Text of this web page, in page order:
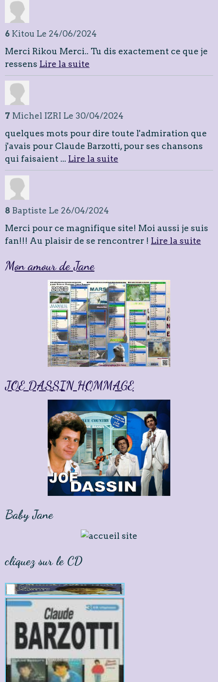
6 Kitou Le 24/06/2024
Merci Rikou Merci.. Tu dis exactement ce que je
ressens Lire la suite
7 Michel IZRI Le 30/04/2024
quelques mots pour dire toute l'admiration que
j'avais pour Claude Barzotti, pour ses chansons
qui faisaient ... Lire la suite
8 Baptiste Le 26/04/2024
Merci pour ce magnifique site! Moi aussi je suis
fan!!! Au plaisir de se rencontrer ! Lire la suite
Mon amour de Jane
JOE DASSIN HOMMAGE
Baby Jane
cliquez sur le CD